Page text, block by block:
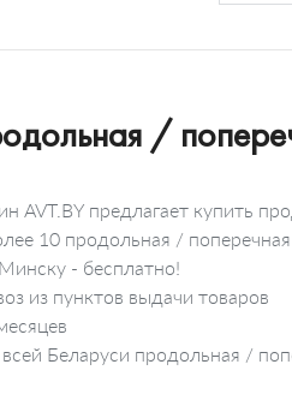
/
AVT.BY предлагает купить
10 продольная /
- бесплатно!
из пунктов выдачи товаров
Беларуси продольная /